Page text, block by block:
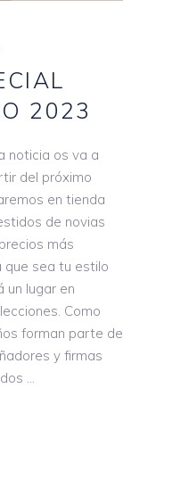
2023
noticia os va a
del próximo
en tienda
de novias
más
que sea tu estilo
un lugar en
Como
forman parte de
y firmas